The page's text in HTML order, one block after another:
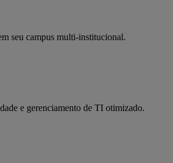
seu campus multi-institucional.
e gerenciamento de TI otimizado.